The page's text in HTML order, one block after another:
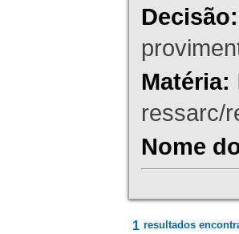
Decisão:
Matéria:
ressarc/
Nome
1 resultados